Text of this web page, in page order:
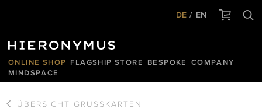
DE EN
ONLINE SHOP FLAGSHIP STORE BESPOKE
COMPANY
MINDSPACE
ÜBERSICHT GRUSSKARTEN